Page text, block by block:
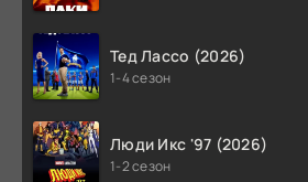
Тед Лассо (2026)
1-4 сезон
Люди Икс '97 (2026)
1-2 сезон